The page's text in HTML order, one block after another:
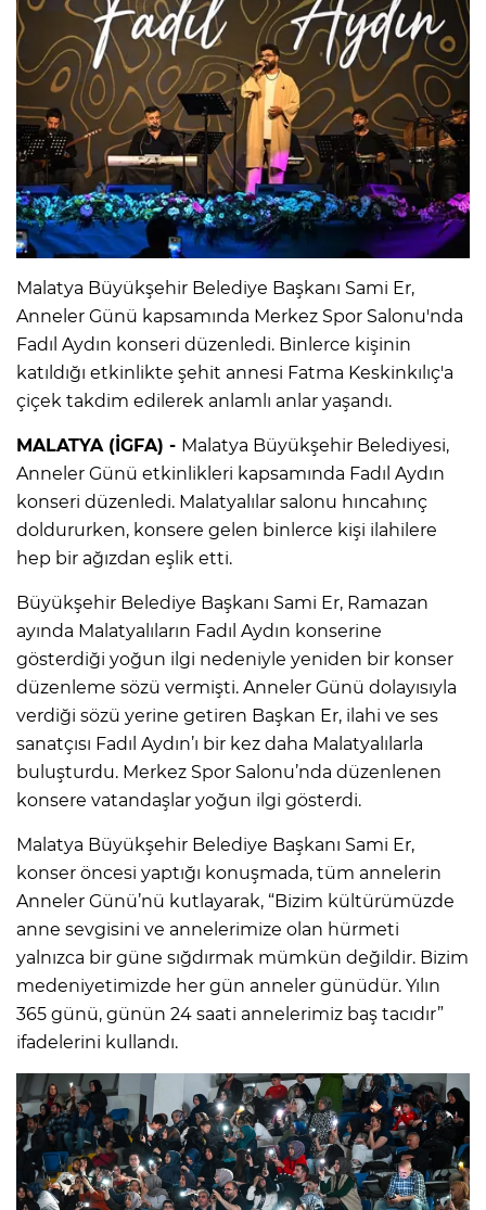
Malatya Büyükşehir Belediye Başkanı Sami Er,
Anneler Günü kapsamında Merkez Spor Salonu'nda
Fadıl Aydın konseri düzenledi. Binlerce kişinin
katıldığı etkinlikte şehit annesi Fatma Keskinkılıç'a
çiçek takdim edilerek anlamlı anlar yaşandı.
MALATYA (İGFA) - Malatya Büyükşehir Belediyesi,
Anneler Günü etkinlikleri kapsamında Fadıl Aydın
konseri düzenledi. Malatyalılar salonu hıncahınç
doldururken, konsere gelen binlerce kişi ilahilere
hep bir ağızdan eşlik etti.
Büyükşehir Belediye Başkanı Sami Er, Ramazan
ayında Malatyalıların Fadıl Aydın konserine
gösterdiği yoğun ilgi nedeniyle yeniden bir konser
düzenleme sözü vermişti. Anneler Günü dolayısıyla
verdiği sözü yerine getiren Başkan Er, ilahi ve ses
sanatçısı Fadıl Aydın’ı bir kez daha Malatyalılarla
buluşturdu. Merkez Spor Salonu’nda düzenlenen
konsere vatandaşlar yoğun ilgi gösterdi.
Malatya Büyükşehir Belediye Başkanı Sami Er,
konser öncesi yaptığı konuşmada, tüm annelerin
Anneler Günü’nü kutlayarak, “Bizim kültürümüzde
anne sevgisini ve annelerimize olan hürmeti
yalnızca bir güne sığdırmak mümkün değildir. Bizim
medeniyetimizde her gün anneler günüdür. Yılın
365 günü, günün 24 saati annelerimiz baş tacıdır”
ifadelerini kullandı.